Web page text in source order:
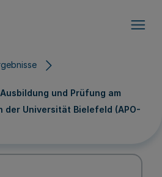
und Prüfung am
der Universität Bielefeld (APO-